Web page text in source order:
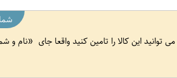
توانید این کالا را تامین کنید واقعا جای
نام و